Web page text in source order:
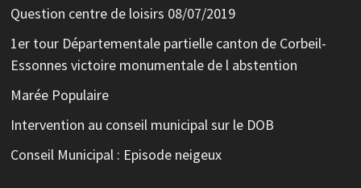
Question centre de loisirs 08/07/2019
1er tour Départementale partielle canton de Corbeil-
Essonnes victoire monumentale de l abstention
Marée Populaire
Intervention au conseil municipal sur le DOB
Conseil Municipal : Episode neigeux